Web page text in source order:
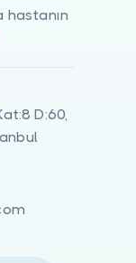
hastanın
D:60,